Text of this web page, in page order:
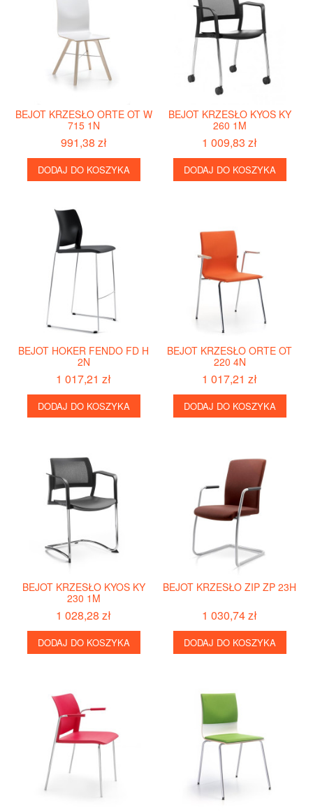
BEJOT KRZESŁO ORTE OT W
715 1N
991,38 zł
DODAJ DO KOSZYKA
BEJOT KRZESŁO KYOS KY
260 1M
1 009,83 zł
DODAJ DO KOSZYKA
BEJOT HOKER FENDO FD H
2N
1 017,21 zł
DODAJ DO KOSZYKA
BEJOT KRZESŁO ORTE OT
220 4N
1 017,21 zł
DODAJ DO KOSZYKA
BEJOT KRZESŁO KYOS KY
230 1M
1 028,28 zł
DODAJ DO KOSZYKA
BEJOT KRZESŁO ZIP ZP 23H
1 030,74 zł
DODAJ DO KOSZYKA